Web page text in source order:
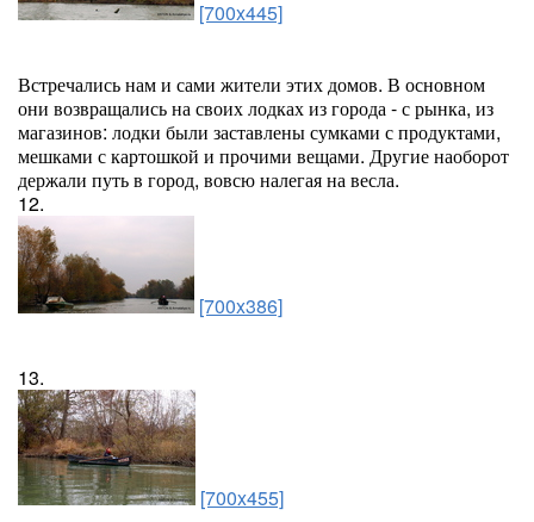
[700x445]
Встречались нам и сами жители этих домов. В основном
они возвращались на своих лодках из города - с рынка, из
магазинов: лодки были заставлены сумками с продуктами,
мешками с картошкой и прочими вещами. Другие наоборот
держали путь в город, вовсю налегая на весла.
12.
[700x386]
13.
[700x455]